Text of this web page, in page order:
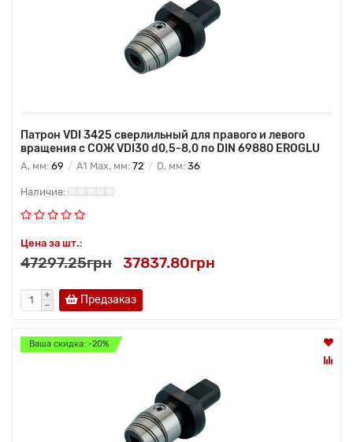
Патрон VDI 3425 сверлильный для правого и левого
вращения с СОЖ VDI30 d0,5-8,0 по DIN 69880 EROGLU
A, мм: 69 A1 Max, мм: 72 D, мм: 36
Цена за шт.:
47297.25грн 37837.80грн
Предзаказ
Ваша скидка: -20%